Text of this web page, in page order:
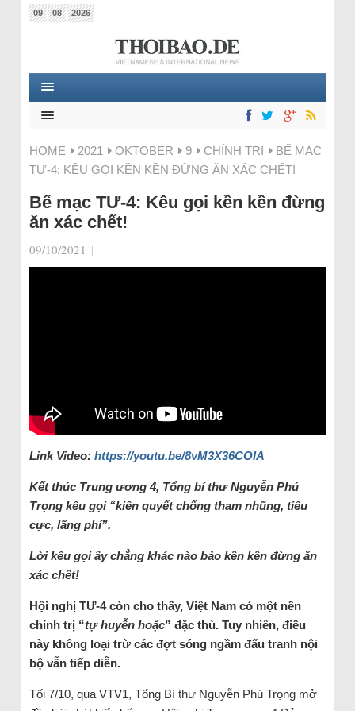
09 08 2026
HOME 2021 OKTOBER 9 CHÍNH TRỊ
BẾ MẠC
TƯ-4: KÊU GỌI KỀN KỀN ĐỪNG ĂN XÁC CHẾT!
Bế mạc TƯ-4: Kêu gọi kền kền đừng
ăn xác chết!
09/10/2021 |
Link Video: https://youtu.be/8vM3X36COlA
Kết thúc Trung ương 4, Tổng bí thư Nguyễn Phú
Trọng kêu gọi “kiên quyết chống tham nhũng, tiêu
cực, lãng phí”.
Lời kêu gọi ấy chẳng khác nào bảo kền kền đừng ăn
xác chết!
Hội nghị TƯ-4 còn cho thấy, Việt Nam có một nền
chính trị “tự huyễn hoặc” đặc thù. Tuy nhiên, điều
này không loại trừ các đợt sóng ngầm đấu tranh nội
bộ vẫn tiếp diễn.
Tối 7/10, qua VTV1, Tổng Bí thư Nguyễn Phú Trọng mở